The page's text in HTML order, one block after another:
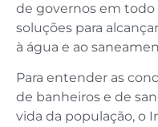
de governos em
soluções para
à água e ao
Para entender as
de banheiros e de
vida da população, o